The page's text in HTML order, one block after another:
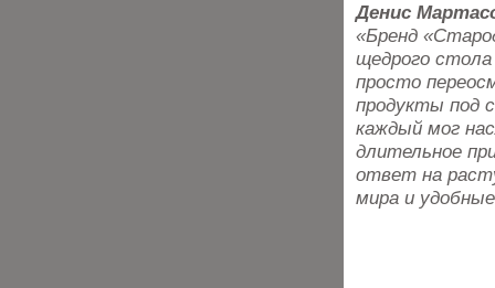
Денис
«Бренд
щедрого
просто
продукты под
каждый мог
длительное
ответ на
мира и